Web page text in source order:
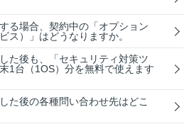
る場合、契約中の「オプション
ス）」はどうなりますか。
た後も、「セキュリティ対策ツ
1台（1OS）分を無料で使えます
た後の各種問い合わせ先はどこ